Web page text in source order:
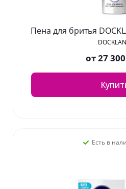
Пена для бритья
от27
Есть в